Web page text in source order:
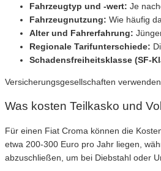
Fahrzeugtyp und -wert: Je
Fahrzeugnutzung: Wie häufig
Alter und Fahrerfahrung:
Regionale Tarifunterschiede:
Schadensfreiheitsklasse (SF-
Versicherungsgesellschaften
Was kosten Teilkasko und
Für einen Fiat Croma können die
etwa 200-300 Euro pro Jahr liegen,
abzuschließen, um bei Diebstahl oder